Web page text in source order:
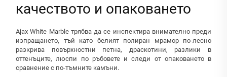
качеството и опаковането
Ajax White Marble трябва да се инспектира внимателно преди
изпращането, тъй като белият полиран мрамор по-лесно
разкрива повърхностни петна, драскотини, разлики в
оттенъците, люспи по ръбовете и следи от опаковането в
сравнение с по-тъмните камъни.